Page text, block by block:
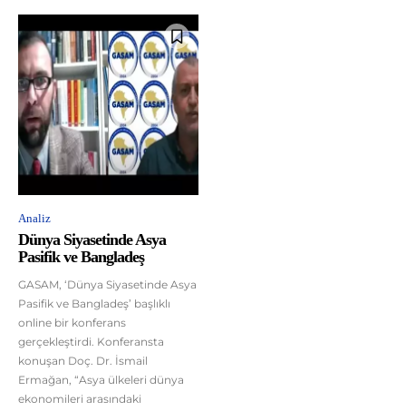
Analiz
Dünya Siyasetinde Asya
Pasifik ve Bangladeş
GASAM, ‘Dünya Siyasetinde Asya
Pasifik ve Bangladeş’ başlıklı
online bir konferans
gerçekleştirdi. Konferansta
konuşan Doç. Dr. İsmail
Ermağan, “Asya ülkeleri dünya
ekonomileri arasındaki